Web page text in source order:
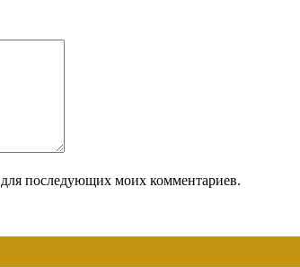
для последующих моих комментариев.